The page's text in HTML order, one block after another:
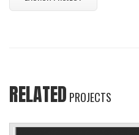
RELATED PROJECTS